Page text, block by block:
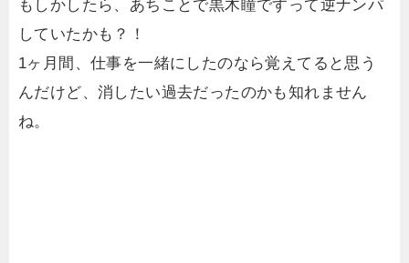
もしかしたら、あちことで黒木瞳ですって逆ナンパ
していたかも？！
1ヶ月間、仕事を一緒にしたのなら覚えてると思う
んだけど、消したい過去だったのかも知れません
ね。